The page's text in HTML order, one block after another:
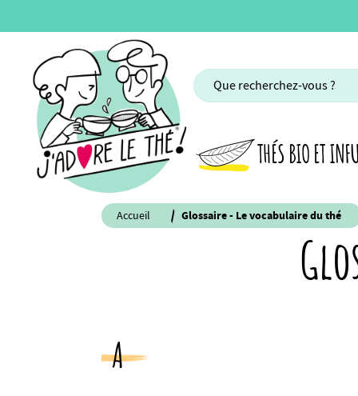
THÉS BIO ET
Accueil Glossaire - Le vocabulaire du thé
A